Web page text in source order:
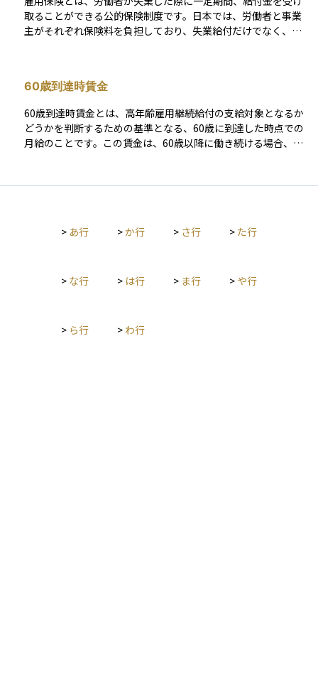
支払い義務はなくなりますが、報酬を得ている限り、この在職
老齢年金の支給停止の仕組みは引き続き適用されます。 支給停
止の判定は、年金（月額）と給与・賞与の合計額が一定の基準
酬月額相当額」を合計し、基準額（支給停止調整開始額）を上
ば、年金10万円、給与50万円で合計60万円の場合、基準額51万
円を9万円超えるため、その半分の4.5万円が支給停止となり、
受け取れる年金は5.5万円になります。 基準額は制度改正により
た。さらに、2026年4月（令和8年4月）からは62万円に引き上
には、60〜64歳を対象とする「低在老」と、65歳以上を対象と
かです。なお、雇用保険の高年齢雇用継続給付を受けている場
ら、就労意欲を支える制度として位置づけられています。今後
取ることができる公的保険制度です。日本では、労働者と事業
主がそれぞれ保険料を負担しており、失業給付だけでなく、教
係にあります。雇用の安定を図るとともに、労働市場のセーフ
ティネットとして重要な位置を占めています。
60歳到達時賃金
60歳到達時賃金とは、高年齢雇用継続給付の支給対象となるか
どうかを判断するための基準となる、60歳に到達した時点での
月給のことです。この賃金は、60歳以降に働き続ける場合、そ
未満に減少していれば、減少分の一部が高年齢雇用継続給付と
の際の「スタート地点」となるのが、この60歳到達時賃金で
扱われます。
> あ行 >か行 > さ行 > た行
> な行 > は行 > ま行 > や行
> ら行 > わ行